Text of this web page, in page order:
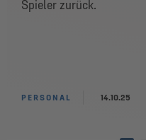
Spieler zurück.
PERSONAL 14.10.25